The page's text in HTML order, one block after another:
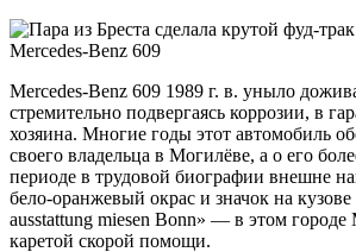
Mercedes-Benz 609 1989 г. в. уныло
стремительно подвергаясь коррозии, в
хозяина. Многие годы этот автомобиль
своего владельца в Могилёве, а о его
периоде в трудовой биографии внешне
бело-оранжевый окрас и значок на
ausstattung miesen Bonn» — в этом городе
каретой скорой помощи.